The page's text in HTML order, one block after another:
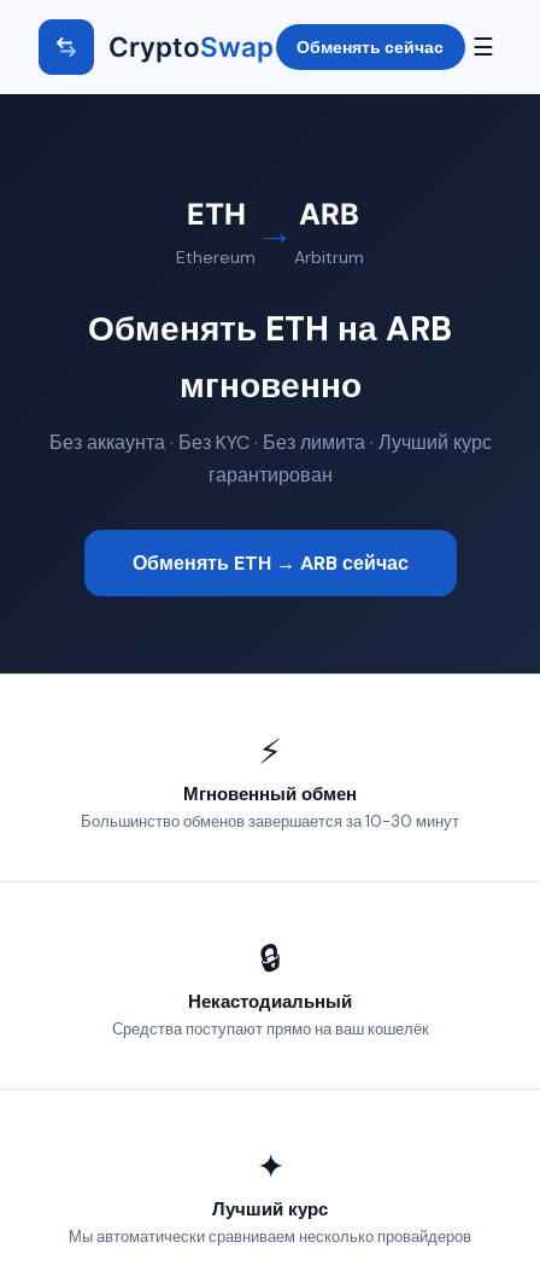
CryptoSwap Обменять сейчас ☰
ETH
Ethereum
→ ARB
Arbitrum
Обменять ETH на ARB
мгновенно
Без аккаунта · Без KYC · Без лимита · Лучший курс
гарантирован
Обменять ETH → ARB сейчас
⚡
Мгновенный обмен
Большинство обменов завершается за 10-30 минут
🔒
Некастодиальный
Средства поступают прямо на ваш кошелёк
✦
Лучший курс
Мы автоматически сравниваем несколько провайдеров